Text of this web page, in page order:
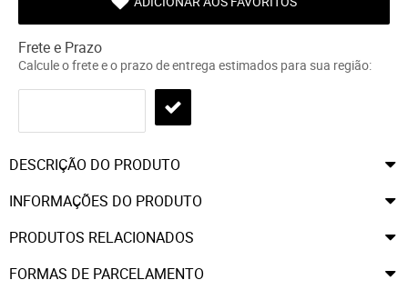
Frete e Prazo
Calcule o frete e o prazo de entrega estimados para sua região:
DESCRIÇÃO DO PRODUTO
INFORMAÇÕES DO PRODUTO
PRODUTOS RELACIONADOS
FORMAS DE PARCELAMENTO